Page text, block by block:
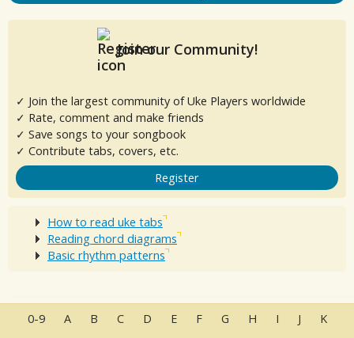
Join our Community!
✓ Join the largest community of Uke Players worldwide
✓ Rate, comment and make friends
✓ Save songs to your songbook
✓ Contribute tabs, covers, etc.
Register
How to read uke tabs
Reading chord diagrams
Basic rhythm patterns
0-9 A B C D E F G H I J K